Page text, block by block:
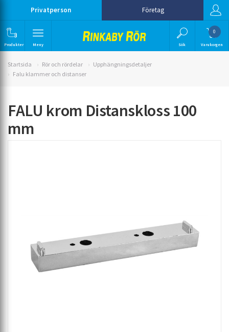
Privatperson Företag
Produkter Meny Sök
0
Varukorgen
Startsida Rör och rördelar
Upphängningsdetaljer
Falu klammer och distanser
FALU krom Distanskloss 100
mm